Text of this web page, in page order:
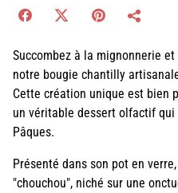
Succombez à la mignonnerie
notre bougie chantilly
Cette création unique est bien
un véritable dessert olfactif
Pâques.
Présenté dans son pot en
"chouchou", niché sur une